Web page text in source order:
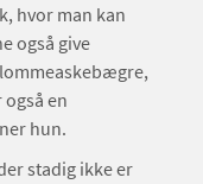
hvor man kan
også give
en
hun.
stadig ikke er